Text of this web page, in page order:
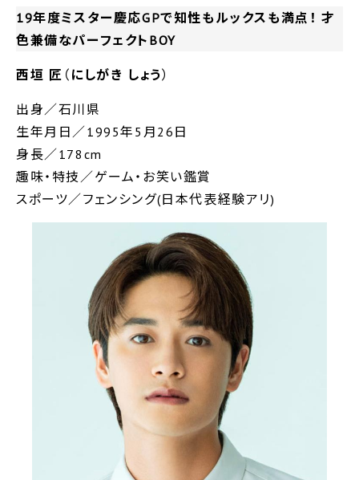
19年度ミスター慶応GPで知性もルックスも満点！ 才
色兼備なパーフェクトBOY
西垣 匠 （ にしがき しょう）
出身／石川県
生年月日／1995年5月26日
身長／178cm
趣味・特技／ゲーム・お笑い鑑賞
スポーツ／フェンシング(日本代表経験アリ)